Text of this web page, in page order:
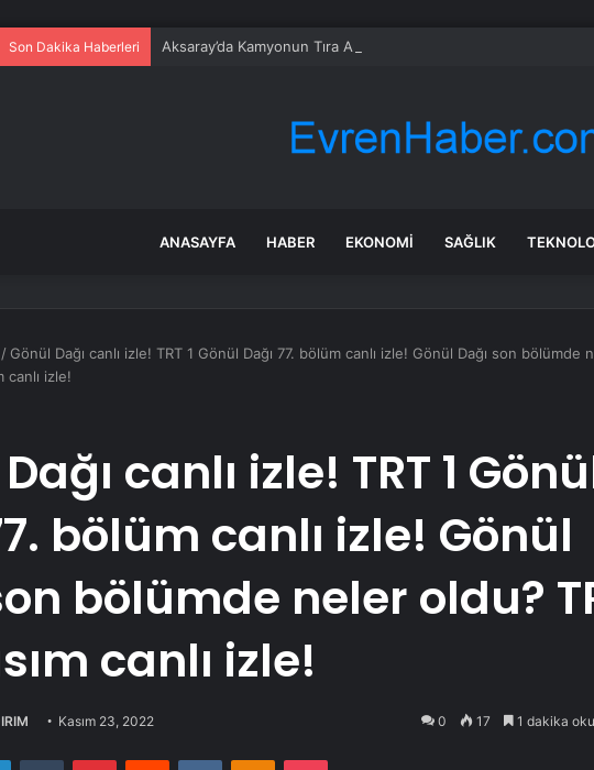
Son Dakika Haberleri Aksaray’da Kamyonun Tıra Arkadan Çarptığı Kazada 2 Kişi
ANASAYFA HABER EKONOMI SAĞLIK
/ Gönül Dağı canlı izle! TRT 1 Gönül Dağı 77. bölüm canlı izle! Gönül Dağı son bölümde
canlı izle!
canlı izle! TRT 1
bölüm canlı izle! Gönül
bölümde neler oldu?
canlı izle!
Kasım 23, 2022 0 17 1 dakika
LinkedInTumblr PinterestReddit VKontakteOdnoklassniki
Pocket